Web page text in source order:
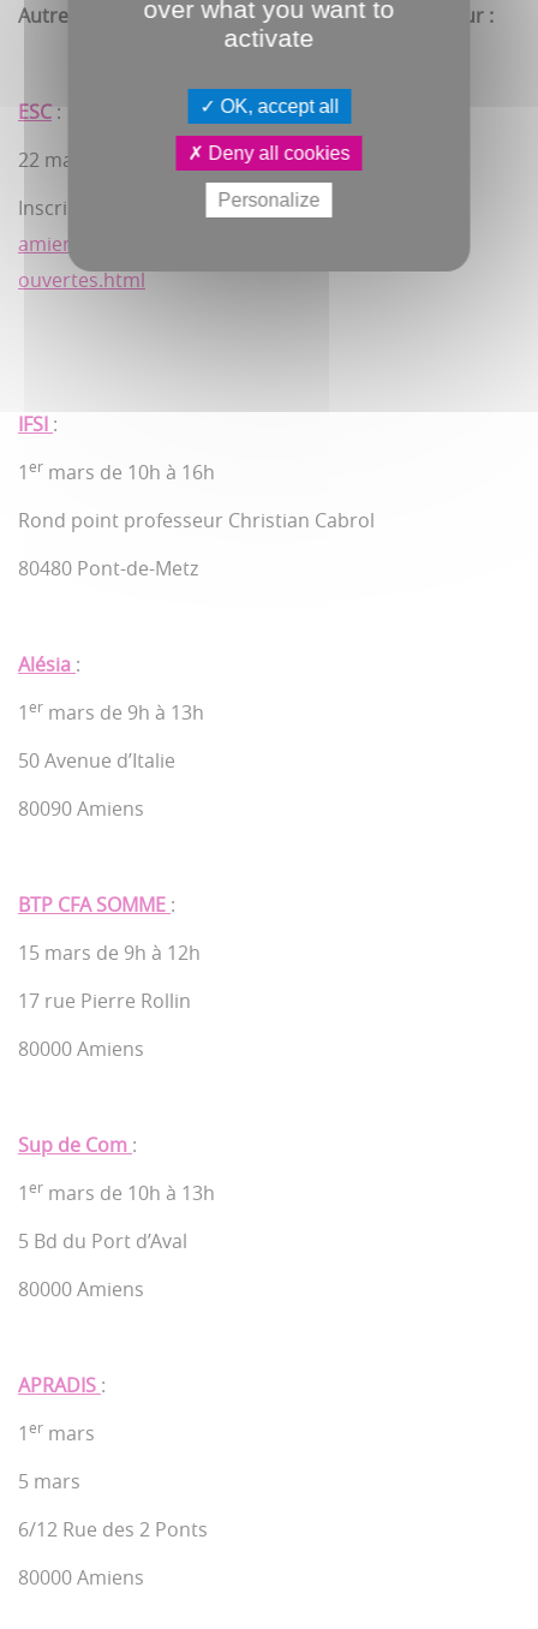
Autres établissements de l’enseignement supérieur :
ESC:
22 mars de 10h à 13h
Inscription gratuite ici :https://www.esc-
amiens.com/evenement/journees-portes-
ouvertes.html
IFSI :
1er mars de 10h à 16h
Rond point professeur Christian Cabrol
80480 Pont-de-Metz
Alésia :
1er mars de 9h à 13h
50 Avenue d’Italie
80090 Amiens
BTP CFA SOMME :
15 mars de 9h à 12h
17 rue Pierre Rollin
80000 Amiens
Sup de Com :
1er mars de 10h à 13h
5 Bd du Port d’Aval
80000 Amiens
APRADIS :
1er mars
5 mars
6/12 Rue des 2 Ponts
80000 Amiens
over what you want to
activate
OK, accept all
Deny all cookies
Personalize